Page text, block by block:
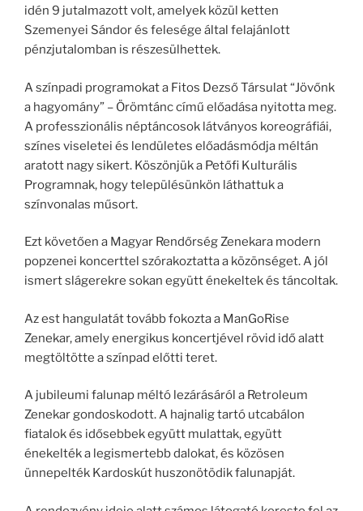
idén 9 jutalmazott volt, amelyek közül ketten
Szemenyei Sándor és felesége által felajánlott
pénzjutalomban is részesülhettek.
A színpadi programokat a Fitos Dezső Társulat “Jövőnk
a hagyomány” – Örömtánc című előadása nyitotta meg.
A professzionális néptáncosok látványos koreográfiái,
színes viseletei és lendületes előadásmódja méltán
aratott nagy sikert. Köszönjük a Petőfi Kulturális
Programnak, hogy településünkön láthattuk a
színvonalas műsort.
Ezt követően a Magyar Rendőrség Zenekara modern
popzenei koncerttel szórakoztatta a közönséget. A jól
ismert slágerekre sokan együtt énekeltek és táncoltak.
Az est hangulatát tovább fokozta a ManGoRise
Zenekar, amely energikus koncertjével rövid idő alatt
megtöltötte a színpad előtti teret.
A jubileumi falunap méltó lezárásáról a Retroleum
Zenekar gondoskodott. A hajnalig tartó utcabálon
fiatalok és idősebbek együtt mulattak, együtt
énekelték a legismertebb dalokat, és közösen
ünnepelték Kardoskút huszonötödik falunapját.